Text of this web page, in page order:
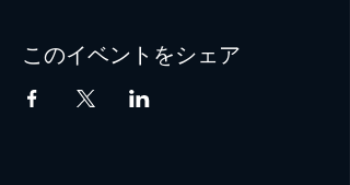
このイベントをシェア